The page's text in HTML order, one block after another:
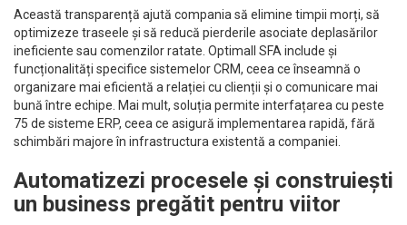
Această transparență ajută compania să elimine timpii morți, să
optimizeze traseele și să reducă pierderile asociate deplasărilor
ineficiente sau comenzilor ratate. Optimall SFA include și
funcționalități specifice sistemelor CRM, ceea ce înseamnă o
organizare mai eficientă a relației cu clienții și o comunicare mai
bună între echipe. Mai mult, soluția permite interfațarea cu peste
75 de sisteme ERP, ceea ce asigură implementarea rapidă, fără
schimbări majore în infrastructura existentă a companiei.
Automatizezi procesele și construiești
un business pregătit pentru viitor